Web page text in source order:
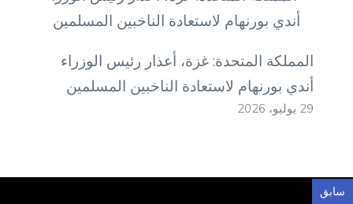
المملكة المتحدة: غزة، أعذار رئيس الوزراء
أندي بورنهام لاستعادة الناخبين المسلمين
29 يوليو، 2026
سابق